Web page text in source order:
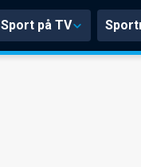
Sport på TV